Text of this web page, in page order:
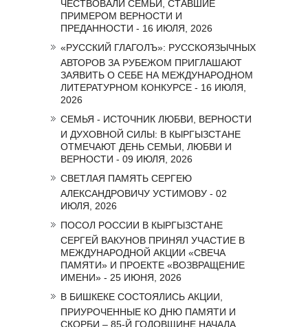
ЧЕСТВОВАЛИ СЕМЬИ, СТАВШИЕ
ПРИМЕРОМ ВЕРНОСТИ И
ПРЕДАННОСТИ - 16 ИЮЛЯ, 2026
«РУССКИЙ ГЛАГОЛЪ»: РУССКОЯЗЫЧНЫХ
АВТОРОВ ЗА РУБЕЖОМ ПРИГЛАШАЮТ
ЗАЯВИТЬ О СЕБЕ НА МЕЖДУНАРОДНОМ
ЛИТЕРАТУРНОМ КОНКУРСЕ - 16 ИЮЛЯ,
2026
СЕМЬЯ - ИСТОЧНИК ЛЮБВИ, ВЕРНОСТИ
И ДУХОВНОЙ СИЛЫ: В КЫРГЫЗСТАНЕ
ОТМЕЧАЮТ ДЕНЬ СЕМЬИ, ЛЮБВИ И
ВЕРНОСТИ - 09 ИЮЛЯ, 2026
СВЕТЛАЯ ПАМЯТЬ СЕРГЕЮ
АЛЕКСАНДРОВИЧУ УСТИМОВУ - 02
ИЮЛЯ, 2026
ПОСОЛ РОССИИ В КЫРГЫЗСТАНЕ
СЕРГЕЙ ВАКУНОВ ПРИНЯЛ УЧАСТИЕ В
МЕЖДУНАРОДНОЙ АКЦИИ «СВЕЧА
ПАМЯТИ» И ПРОЕКТЕ «ВОЗВРАЩЕНИЕ
ИМЕНИ» - 25 ИЮНЯ, 2026
В БИШКЕКЕ СОСТОЯЛИСЬ АКЦИИ,
ПРИУРОЧЕННЫЕ КО ДНЮ ПАМЯТИ И
СКОРБИ – 85-Й ГОДОВЩИНЕ НАЧАЛА